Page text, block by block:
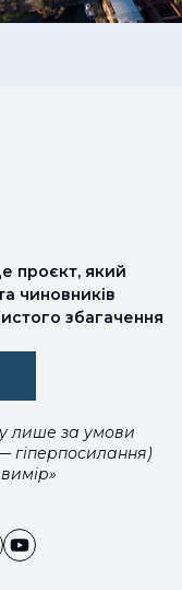
проєкт, який
чиновників
збагачення
лише за умови
гіперпосилання)